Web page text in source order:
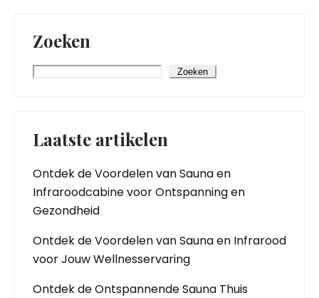
Zoeken
Zoeken
Laatste artikelen
Ontdek de Voordelen van Sauna en
Infraroodcabine voor Ontspanning en
Gezondheid
Ontdek de Voordelen van Sauna en Infrarood
voor Jouw Wellnesservaring
Ontdek de Ontspannende Sauna Thuis